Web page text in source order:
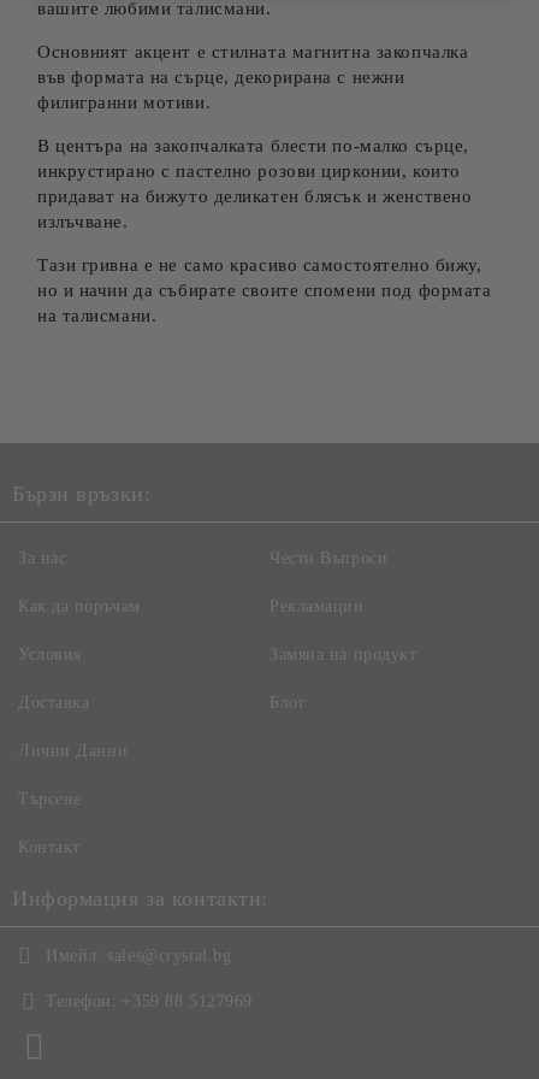
вашите любими талисмани.
Основният акцент е стилната магнитна закопчалка
във формата на сърце, декорирана с нежни
филигранни мотиви.
В центъра на закопчалката блести по-малко сърце,
инкрустирано с пастелно розови цирконии, които
придават на бижуто деликатен блясък и женствено
излъчване.
Тази гривна е не само красиво самостоятелно бижу,
но и начин да събирате своите спомени под формата
на талисмани.
Бързи връзки:
За нас
Как да поръчам
Условия
Доставка
Чести Въпроси
Рекламации
Замяна на продукт
Блог
Лични Данни
Търсене
Контакт
Информация за контакти:
Имейл: sales@crystal.bg
Телефон: +359 88 5127969